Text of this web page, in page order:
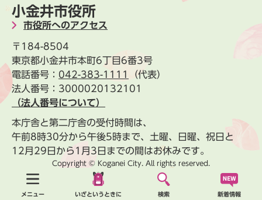
メニュー いざというときに 検索 新着情報
小金井市役所
市役所へのアクセス
〒184-8504
東京都小金井市本町6丁目6番3号
電話番号： 042-383-1111
（代表）
法人番号：3000020132101
（法人番号について）
本庁舎と第二庁舎の受付時間は、
午前8時30分から午後5時まで、土曜、日曜、祝日と
12月29日から1月3日までの間はお休みです。
Copyright © Koganei City. All rights reserved.